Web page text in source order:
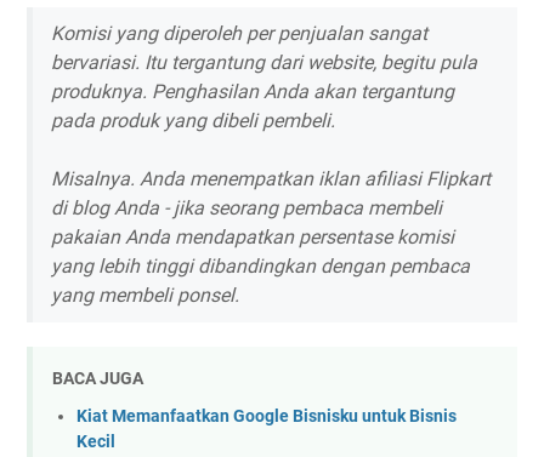
Komisi yang diperoleh per penjualan sangat
bervariasi. Itu tergantung dari website, begitu pula
produknya. Penghasilan Anda akan tergantung
pada produk yang dibeli pembeli.
Misalnya. Anda menempatkan iklan afiliasi Flipkart
di blog Anda - jika seorang pembaca membeli
pakaian Anda mendapatkan persentase komisi
yang lebih tinggi dibandingkan dengan pembaca
yang membeli ponsel.
BACA JUGA
Kiat Memanfaatkan Google Bisnisku untuk Bisnis
Kecil